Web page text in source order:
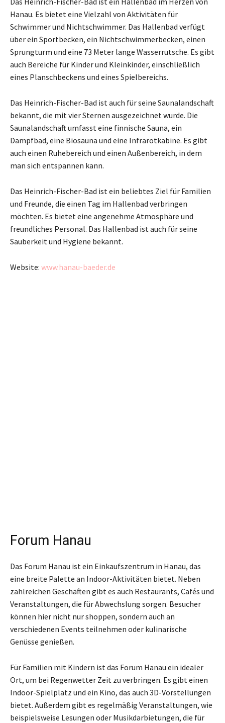
Hanau. Es bietet eine Vielzahl von Aktivitäten für
Schwimmer und Nichtschwimmer. Das Hallenbad verfügt
über ein Sportbecken, ein Nichtschwimmerbecken, einen
Sprungturm und eine 73 Meter lange Wasserrutsche. Es gibt
auch Bereiche für Kinder und Kleinkinder, einschließlich
eines Planschbeckens und eines Spielbereichs.
Das Heinrich-Fischer-Bad ist auch für seine Saunalandschaft
bekannt, die mit vier Sternen ausgezeichnet wurde. Die
Saunalandschaft umfasst eine finnische Sauna, ein
Dampfbad, eine Biosauna und eine Infrarotkabine. Es gibt
auch einen Ruhebereich und einen Außenbereich, in dem
man sich entspannen kann.
Das Heinrich-Fischer-Bad ist ein beliebtes Ziel für Familien
und Freunde, die einen Tag im Hallenbad verbringen
möchten. Es bietet eine angenehme Atmosphäre und
freundliches Personal. Das Hallenbad ist auch für seine
Sauberkeit und Hygiene bekannt.
Website: www.hanau-baeder.de
Forum Hanau
Das Forum Hanau ist ein Einkaufszentrum in Hanau, das
eine breite Palette an Indoor-Aktivitäten bietet. Neben
zahlreichen Geschäften gibt es auch Restaurants, Cafés und
Veranstaltungen, die für Abwechslung sorgen. Besucher
können hier nicht nur shoppen, sondern auch an
verschiedenen Events teilnehmen oder kulinarische
Genüsse genießen.
Für Familien mit Kindern ist das Forum Hanau ein idealer
Ort, um bei Regenwetter Zeit zu verbringen. Es gibt einen
Indoor-Spielplatz und ein Kino, das auch 3D-Vorstellungen
bietet. Außerdem gibt es regelmäßig Veranstaltungen, wie
beispielsweise Lesungen oder Musikdarbietungen, die für